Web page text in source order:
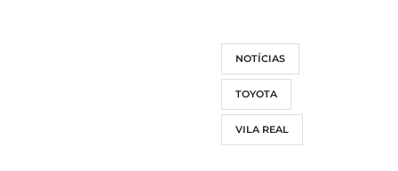
NOTÍCIAS
TOYOTA
VILA REAL